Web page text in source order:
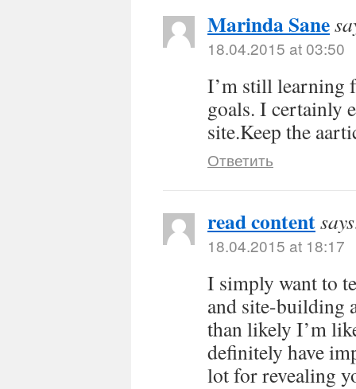
Marinda Sane
18.04.2015 at 03:50
I’m still learning
goals. I certainly
site.Keep the
Ответить
read content
18.04.2015 at 18:17
I simply want to
and site-building
than likely I’m
definitely have
lot for revealing